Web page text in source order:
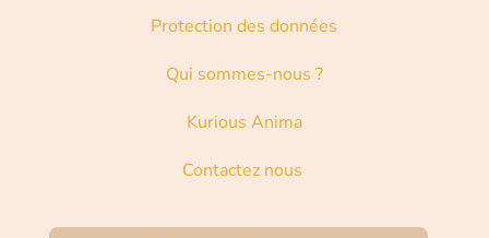
Protection des données
Qui sommes-nous ?
Kurious Anima
Contactez nous